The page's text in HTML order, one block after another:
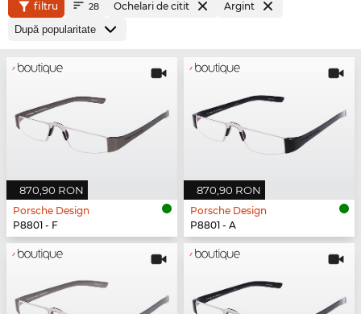
filtru 28 Ochelari de citit Argint
870,90 RON
Porsche Design
P8801 - F
870,90 RON
Porsche Design
P8801 - A